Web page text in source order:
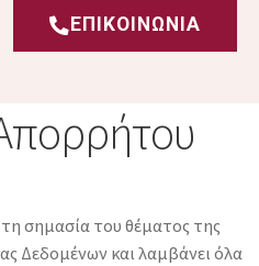
ΕΠΙΚΟΙΝΩΝΙΑ
σημασία του θέματος της
Δεδομένων και λαμβάνει όλα